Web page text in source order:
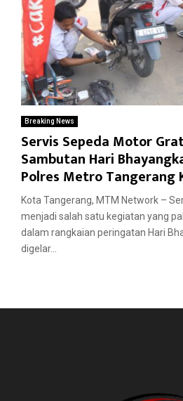
Breaking News
Servis Sepeda Motor
Sambutan Hari
Polres Metro Tangerang
Kota Tangerang, MTM Network –
menjadi salah satu kegiatan yang
dalam rangkaian peringatan Hari
digelar...